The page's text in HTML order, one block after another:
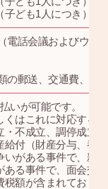
ども1人につき）
電話会議およびウ
の郵送、交通費、
いが可能です。
はこれに対応する
不成立、調停成立
付（財産分与、養
がある事件で、親
る事件で、面会交
額が含まれており